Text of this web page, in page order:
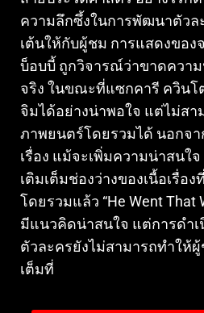
ความลึกซึ้งในการพัฒนาตัวล
เต้นให้กับผู้ชม การแสดงของ
บ็อบบี้ ถูกวิจารณ์ว่าขาดควา
จริง ในขณะที่แซกคารี ควินโ
จิมได้อย่างน่าพอใจ แต่ไม่สา
ภาพยนตร์โดยรวมได้ นอกจ
เรื่อง แม้จะเพิ่มความน่าสนใ
เติมเต็มช่องว่างของเนื้อเรื่
โดยรวมแล้ว “He Went That
มีแนวคิดน่าสนใจ แต่การดำ
ตัวละครยังไม่สามารถทำให้
เต็มที่